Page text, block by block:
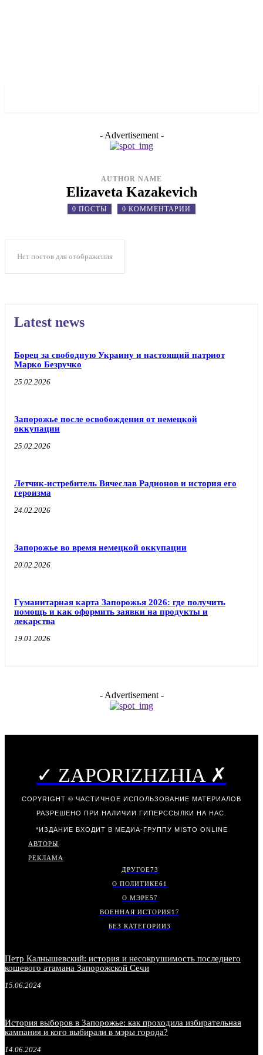
- Advertisement -
AUTHOR NAME
Elizaveta Kazakevich
0 ПОСТЫ 0 КОММЕНТАРИИ
Нет постов для отображения
Latest news
Борец за свободную Украину и настоящий патриот
Марко Безручко
25.02.2026
Запорожье после освобождения от немецкой
оккупации
25.02.2026
Летчик-истребитель Вячеслав Радионов и история его
героизма
24.02.2026
Запорожье во время немецкой оккупации
20.02.2026
Гуманитарная карта Запорожья 2026: где получить
помощь и как оформить заявки на продукты и
лекарства
19.01.2026
- Advertisement -
✓ ZAPORIZHZHIA ✗
COPYRIGHT © ЧАСТИЧНОЕ ИСПОЛЬЗОВАНИЕ МАТЕРИАЛОВ
РАЗРЕШЕНО ПРИ НАЛИЧИИ ГИПЕРССЫЛКИ НА НАС.
*ИЗДАНИЕ ВХОДИТ В МЕДИА-ГРУППУ MISTO ONLINE
АВТОРЫ
РЕКЛАМА
ДРУГОЕ73
О ПОЛИТИКЕ61
О МЭРЕ57
ВОЕННАЯ ИСТОРИЯ17
БЕЗ КАТЕГОРИИ3
Петр Калнышевский: история и несокрушимость последнего
кошевого атамана Запорожской Сечи
15.06.2024
История выборов в Запорожье: как проходила избирательная
кампания и кого выбирали в мэры города?
14.06.2024